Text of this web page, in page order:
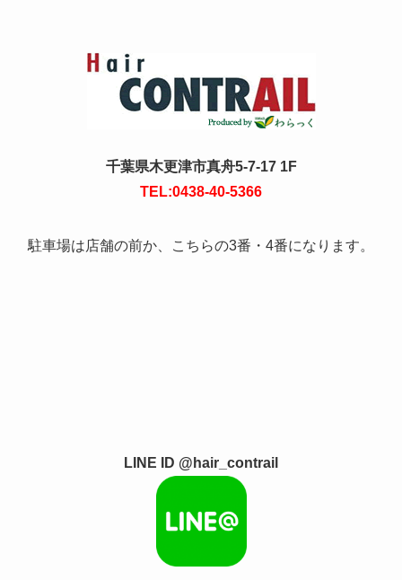
千葉県木更津市真舟5-7-17 1F
TEL:0438-40-5366
駐車場は店舗の前か、こちらの3番・4番になります。
LINE ID @hair_contrail